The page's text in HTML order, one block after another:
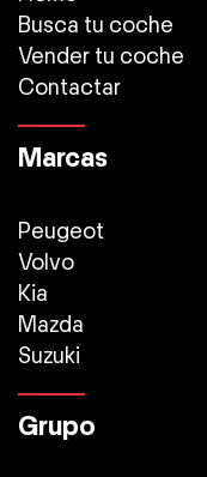
Busca tu coche
Vender tu coche
Contactar
Marcas
Peugeot
Volvo
Kia
Mazda
Suzuki
Grupo